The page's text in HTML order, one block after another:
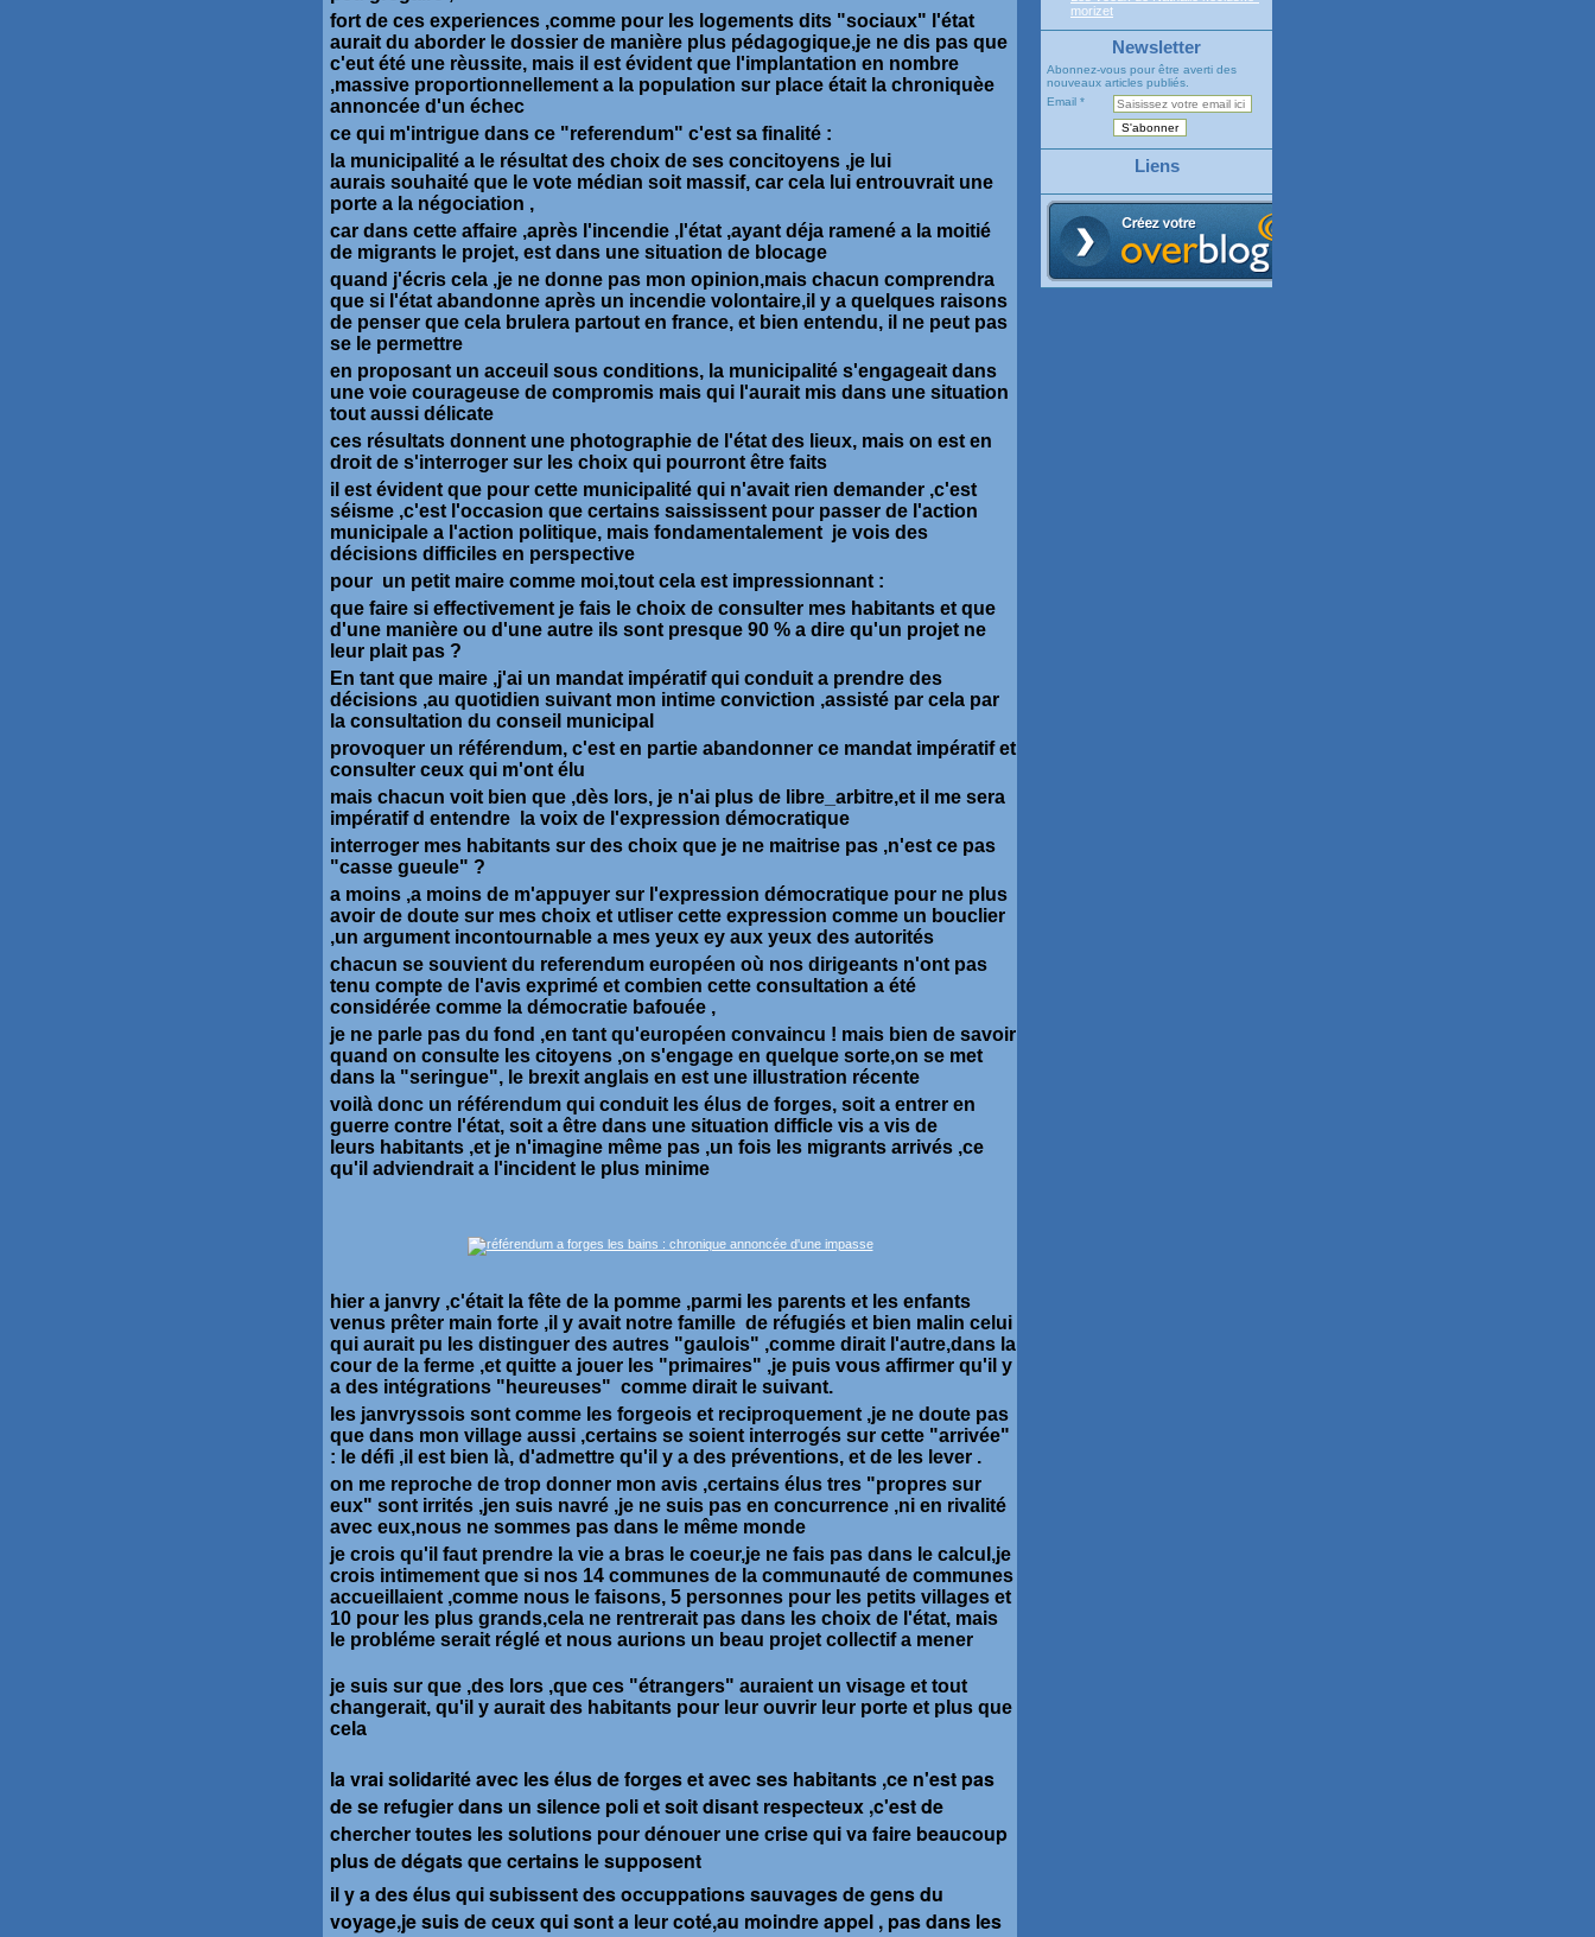
fort de ces experiences ,comme pour les logements dits "sociaux" l'état
aurait du aborder le dossier de manière plus pédagogique,je ne dis pas que
c'eut été une rèussite, mais il est évident que l'implantation en nombre
,massive proportionnellement a la population sur place était la chroniquèe
annoncée d'un échec
ce qui m'intrigue dans ce "referendum" c'est sa finalité :
la municipalité a le résultat des choix de ses concitoyens ,je lui
aurais souhaité que le vote médian soit massif, car cela lui entrouvrait une
porte a la négociation ,
car dans cette affaire ,après l'incendie ,l'état ,ayant déja ramené a la moitié
de migrants le projet, est dans une situation de blocage
quand j'écris cela ,je ne donne pas mon opinion,mais chacun comprendra
que si l'état abandonne après un incendie volontaire,il y a quelques raisons
de penser que cela brulera partout en france, et bien entendu, il ne peut pas
se le permettre
en proposant un acceuil sous conditions, la municipalité s'engageait dans
une voie courageuse de compromis mais qui l'aurait mis dans une situation
tout aussi délicate
ces résultats donnent une photographie de l'état des lieux, mais on est en
droit de s'interroger sur les choix qui pourront être faits
il est évident que pour cette municipalité qui n'avait rien demander ,c'est
séisme ,c'est l'occasion que certains saississent pour passer de l'action
municipale a l'action politique, mais fondamentalement je vois des
décisions difficiles en perspective
pour un petit maire comme moi,tout cela est impressionnant :
que faire si effectivement je fais le choix de consulter mes habitants et que
d'une manière ou d'une autre ils sont presque 90 % a dire qu'un projet ne
leur plait pas ?
En tant que maire ,j'ai un mandat impératif qui conduit a prendre des
décisions ,au quotidien suivant mon intime conviction ,assisté par cela par
la consultation du conseil municipal
provoquer un référendum, c'est en partie abandonner ce mandat impératif et
consulter ceux qui m'ont élu
mais chacun voit bien que ,dès lors, je n'ai plus de libre_arbitre,et il me sera
impératif d entendre la voix de l'expression démocratique
interroger mes habitants sur des choix que je ne maitrise pas ,n'est ce pas
"casse gueule" ?
a moins ,a moins de m'appuyer sur l'expression démocratique pour ne plus
avoir de doute sur mes choix et utliser cette expression comme un bouclier
,un argument incontournable a mes yeux ey aux yeux des autorités
chacun se souvient du referendum européen où nos dirigeants n'ont pas
tenu compte de l'avis exprimé et combien cette consultation a été
considérée comme la démocratie bafouée ,
je ne parle pas du fond ,en tant qu'européen convaincu ! mais bien de savoir
quand on consulte les citoyens ,on s'engage en quelque sorte,on se met
dans la "seringue", le brexit anglais en est une illustration récente
voilà donc un référendum qui conduit les élus de forges, soit a entrer en
guerre contre l'état, soit a être dans une situation difficle vis a vis de
leurs habitants ,et je n'imagine même pas ,un fois les migrants arrivés ,ce
qu'il adviendrait a l'incident le plus minime
hier a janvry ,c'était la fête de la pomme ,parmi les parents et les enfants
venus prêter main forte ,il y avait notre famille de réfugiés et bien malin celui
qui aurait pu les distinguer des autres "gaulois" ,comme dirait l'autre,dans la
cour de la ferme ,et quitte a jouer les "primaires" ,je puis vous affirmer qu'il y
a des intégrations "heureuses" comme dirait le suivant.
les janvryssois sont comme les forgeois et reciproquement ,je ne doute pas
que dans mon village aussi ,certains se soient interrogés sur cette "arrivée"
: le défi ,il est bien là, d'admettre qu'il y a des préventions, et de les lever .
on me reproche de trop donner mon avis ,certains élus tres "propres sur
eux" sont irrités ,jen suis navré ,je ne suis pas en concurrence ,ni en rivalité
avec eux,nous ne sommes pas dans le même monde
je crois qu'il faut prendre la vie a bras le coeur,je ne fais pas dans le calcul,je
crois intimement que si nos 14 communes de la communauté de communes
accueillaient ,comme nous le faisons, 5 personnes pour les petits villages et
10 pour les plus grands,cela ne rentrerait pas dans les choix de l'état, mais
le probléme serait réglé et nous aurions un beau projet collectif a mener
je suis sur que ,des lors ,que ces "étrangers" auraient un visage et tout
changerait, qu'il y aurait des habitants pour leur ouvrir leur porte et plus que
cela
la vrai solidarité avec les élus de forges et avec ses habitants ,ce n'est pas
de se refugier dans un silence poli et soit disant respecteux ,c'est de
chercher toutes les solutions pour dénouer une crise qui va faire beaucoup
plus de dégats que certains le supposent
il y a des élus qui subissent des occuppations sauvages de gens du
voyage,je suis de ceux qui sont a leur coté,au moindre appel , pas dans les
morizet
Newsletter
Abonnez-vous pour être averti des
nouveaux articles publiés.
Email
Liens